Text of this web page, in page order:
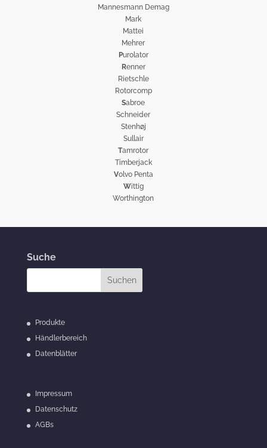
Mannesmann Demag
Mark
Mattei
Mehrer
Purolator
Renner
Rietschle
Rotorcomp
Sabroe
Schneider
Stenhøj
Sullair
Tamrotor
Timberjack
Volvo Penta
Wittig
Worthington
Suche
Produkte
Händlerbereich
Datenblätter
Impressum
Datenschutz
AGBs